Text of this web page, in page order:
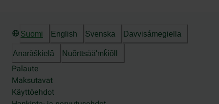
Suomi English Svenska Davvisámegiella
Anarâškielâ Nuõrttsääʹmǩiõll
Palaute
Maksutavat
Käyttöehdot